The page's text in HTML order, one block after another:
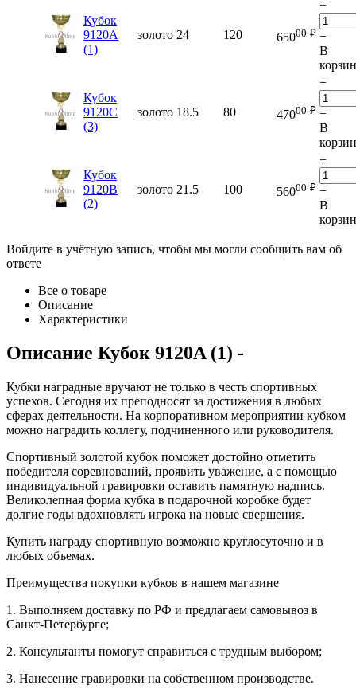
Кубок
9120A
(1)
золото 24 120 65000 ₽
+
−
В
Кубок
9120C
(3)
золото 18.5 80 47000 ₽
+
−
В
Кубок
9120B
(2)
золото 21.5 100 56000 ₽
+
−
В
Войдите в учётную запись, чтобы мы могли сообщить вам об
ответе
Все о товаре
Описание
Характеристики
Описание Кубок 9120A (1) -
Кубки наградные вручают не только в честь спортивных
успехов. Сегодня их преподносят за достижения в любых
сферах деятельности. На корпоративном мероприятии кубком
можно наградить коллегу, подчиненного или руководителя.
Спортивный золотой кубок поможет достойно отметить
победителя соревнований, проявить уважение, а с помощью
индивидуальной гравировки оставить памятную надпись.
Великолепная форма кубка в подарочной коробке будет
долгие годы вдохновлять игрока на новые свершения.
Купить награду спортивную возможно круглосуточно и в
любых объемах.
Преимущества покупки кубков в нашем магазине
1. Выполняем доставку по РФ и предлагаем самовывоз в
Санкт-Петербурге;
2. Консультанты помогут справиться с трудным выбором;
3. Нанесение гравировки на собственном производстве.